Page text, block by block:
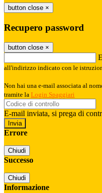
button close ×
Recupero password
button close ×
all'indirizzo indicato con le
Non hai una e-mail associata al
tramite la Login Spaggiari
E-mail inviata, si prega di
Errore
Chiudi
Successo
Chiudi
Informazione